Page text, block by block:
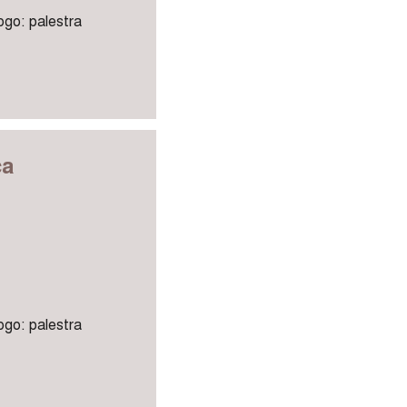
palestra
palestra